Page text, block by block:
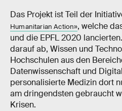
Das Projekt ist Teil der
Humanitarian Action», welche
und die EPFL 2020
darauf ab, Wissen und
Hochschulen aus den
Datenwissenschaft und
personalisierte Medizin dort
am dringendsten gebraucht
Krisen.